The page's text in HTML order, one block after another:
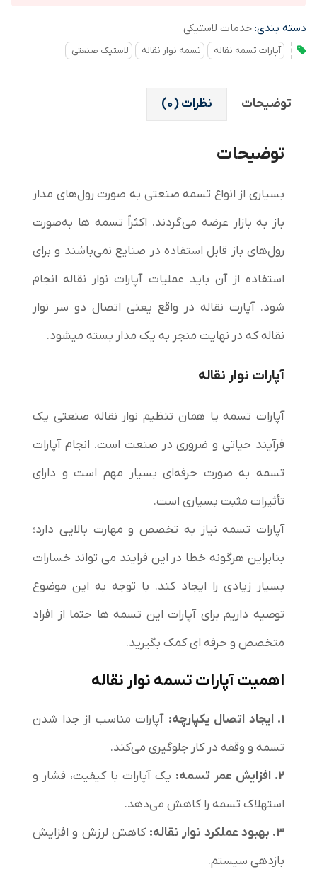
دسته بندی: خدمات لاستیکی
آپارات تسمه نقاله تسمه نوار نقاله لاستیک صنعتی
توضیحات نظرات (0)
توضیحات
بسیاری از انواع تسمه‌ صنعتی به‌ صورت رول‌های مدار
باز به بازار عرضه می‌گردند. اکثراً تسمه‌ ها به‌صورت
رول‌های باز قابل استفاده در صنایع نمی‌باشند و برای
استفاده از آن باید عملیات آپارات نوار نقاله انجام
شود. آپارت نقاله در واقع یعنی اتصال دو سر نوار
نقاله که در نهایت منجر به یک مدار بسته میشود.
آپارات نوار نقاله
آپارات تسمه یا همان تنظیم نوار نقاله صنعتی یک
فرآیند حیاتی و ضروری در صنعت است. انجام آپارات
تسمه به صورت حرفه‌ای بسیار مهم است و دارای
تأثیرات مثبت بسیاری است.
آپارات تسمه نیاز به تخصص و مهارت بالایی دارد؛
بنابراین هرگونه خطا در این فرایند می تواند خسارات
بسیار زیادی را ایجاد کند. با توجه به این موضوع
توصیه داریم برای آپارات این تسمه ها حتما از افراد
متخصص و حرفه ای کمک بگیرید.
اهمیت آپارات تسمه نوار نقاله
1. ایجاد اتصال یکپارچه:
آپارات مناسب از جدا شدن
تسمه و وقفه در کار جلوگیری می‌کند.
2. افزایش عمر تسمه:
یک آپارات با کیفیت، فشار و
استهلاک تسمه را کاهش می‌دهد.
3. بهبود عملکرد نوار نقاله:
کاهش لرزش و افزایش
بازدهی سیستم.